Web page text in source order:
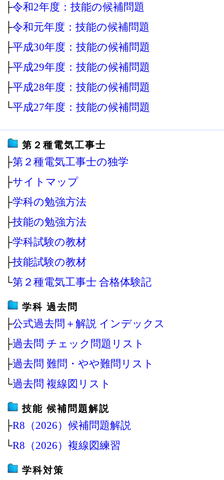
├令和2年度：技能の候補問題
├令和元年度：技能の候補問題
├平成30年度：技能の候補問題
├平成29年度：技能の候補問題
├平成28年度：技能の候補問題
└平成27年度：技能の候補問題
第２種電気工事士
├第２種電気工事士の独学
├サイトマップ
├学科の勉強方法
├技能の勉強方法
├学科試験の教材
├技能試験の教材
└第２種電気工事士 合格体験記
学科 過去問
├公式過去問＋解説 インデックス
├過去問 チェック問題リスト
├過去問 難問・やや難問リスト
└過去問 複線図リスト
技能 候補問題解説
├R8（2026）候補問題解説
└R8（2026）複線図練習
学科対策